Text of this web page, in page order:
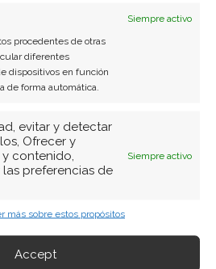
Siempre activo
procedentes de otras
diferentes
dispositivos en función
de forma automática.
evitar y detectar
Ofrecer y
contenido,
preferencias de
Siempre activo
más sobre estos propósitos
Accept
en tecnología y
con más de 8 años de
en inteligencia artificial,
y startups tecnológicas.